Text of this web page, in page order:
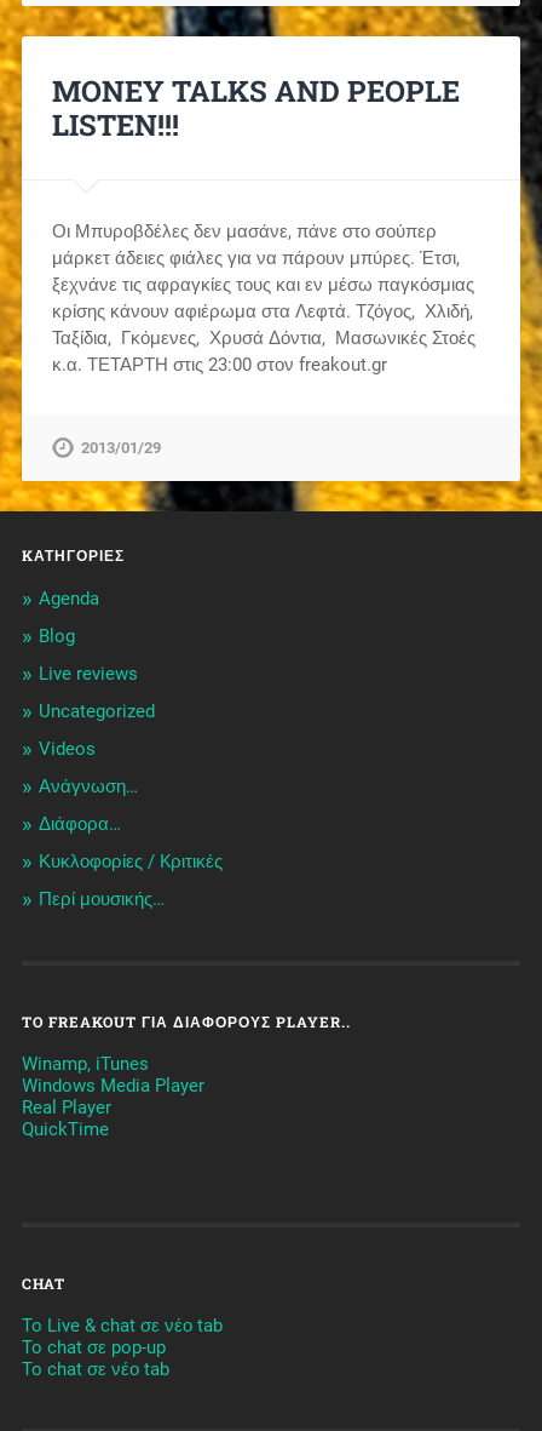
MONEY TALKS AND PEOPLE
LISTEN!!!
Οι Μπυροβδέλες δεν μασάνε, πάνε στο σούπερ
μάρκετ άδειες φιάλες για να πάρουν μπύρες. Έτσι,
ξεχνάνε τις αφραγκίες τους και εν μέσω παγκόσμιας
κρίσης κάνουν αφιέρωμα στα Λεφτά. Τζόγος, Χλιδή,
Ταξίδια, Γκόμενες, Χρυσά Δόντια, Μασωνικές Στοές
κ.α. ΤΕΤΑΡΤΗ στις 23:00 στον freakout.gr
2013/01/29
KΑΤΗΓΟΡΊΕΣ
Agenda
Blog
Live reviews
Uncategorized
Videos
Ανάγνωση…
Διάφορα…
Κυκλοφορίες / Kριτικές
Περί μουσικής…
TO FREAKOUT ΓΙΑ ΔΙΆΦΟΡΟΥΣ PLAYER..
Winamp, iTunes
Windows Media Player
Real Player
QuickTime
CHAT
To Live & chat σε νέο tab
To chat σε pop-up
To chat σε νέο tab